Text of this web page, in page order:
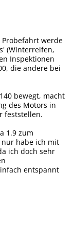
werde
(Winterreifen,
Inspektionen
die andere bei
bewegt, macht
des Motors in
feststellen.
1.9 zum
nur habe ich mit
ich doch sehr
entspannt